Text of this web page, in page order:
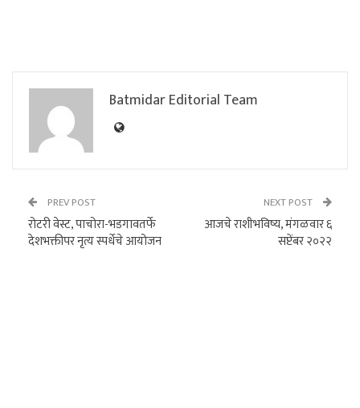
Batmidar Editorial Team
PREV POST
रोटरी वेस्ट, पाचोरा-भडगावतर्फे
देशभक्तीपर नृत्य स्पर्धेचे आयोजन
NEXT POST
आजचे राशीभविष्य, मंगळवार ६
सप्टेंबर २०२२